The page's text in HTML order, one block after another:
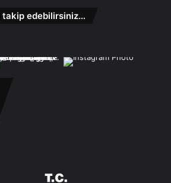
takip edebilirsiniz…